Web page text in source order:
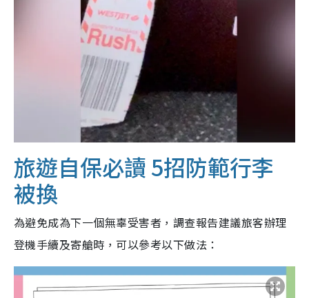
旅遊自保必讀 5招防範行李
被換
為避免成為下一個無辜受害者，調查報告建議旅客辦理
登機手續及寄艙時，可以參考以下做法：